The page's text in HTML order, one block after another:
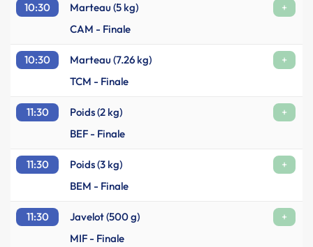
10:30 Marteau (5 kg)
+
CAM - Finale
10:30 Marteau (7.26 kg)
+
TCM - Finale
11:30 Poids (2 kg)
+
BEF - Finale
11:30 Poids (3 kg)
+
BEM - Finale
11:30 Javelot (500 g)
+
MIF - Finale